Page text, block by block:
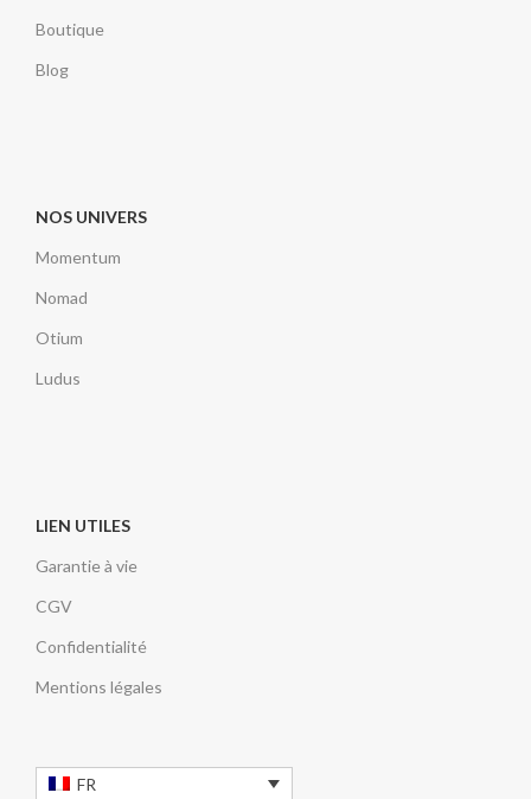
Boutique
Blog
NOS UNIVERS
Momentum
Nomad
Otium
Ludus
LIEN UTILES
Garantie à vie
CGV
Confidentialité
Mentions légales
FR